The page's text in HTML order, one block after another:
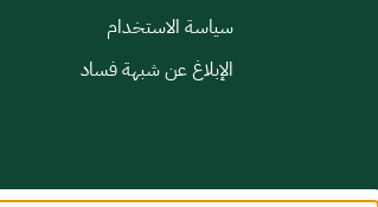
سياسة الاستخدام
الإبلاغ عن شبهة فساد